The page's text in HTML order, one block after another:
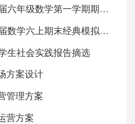
2座）、压缩空气站3座、氮
原料仓库（储量50万吨）、
万吨）各1座。公用工程：建
5000平方米）、危废处置
吨/年）；建设研发中心（建
，配置原子吸收光谱仪、万
千阳县2027届六年级数学第一学期期末监测模拟试题含解析
吉林省2027届数学六上期末经典模拟试题含解析
生社会实践报告摘选
方案设计
管理方案
营方案